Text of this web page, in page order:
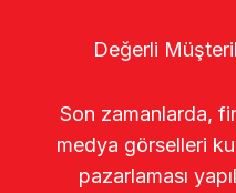
Değerli
Son zamanlarda,
medya görselleri
pazarlaması